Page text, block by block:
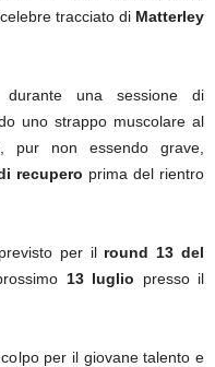
tracciato di Matterley
una sessione di
uno strappo muscolare al
pur non essendo grave,
recupero prima del rientro
per il round 13 del
13 luglio presso il
per il giovane talento e